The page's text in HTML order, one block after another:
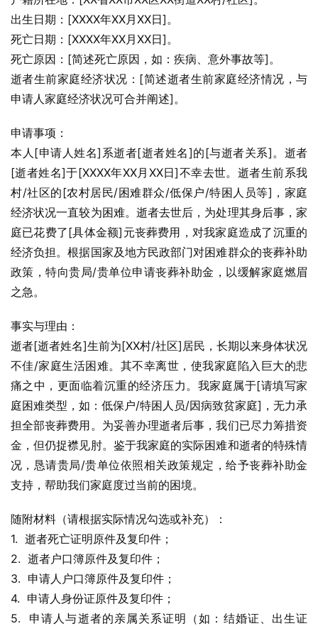
出生日期：[XXXX年XX月XX日]。
死亡日期：[XXXX年XX月XX日]。
死亡原因：[简述死亡原因，如：疾病、意外事故等]。
逝者生前家庭经济状况：[简述逝者生前家庭经济情况，与
申请人家庭经济状况可合并阐述]。
申请事项：
本人[申请人姓名]系逝者[逝者姓名]的[与逝者关系]。逝者
[逝者姓名]于[XXXX年XX月XX日]不幸去世。逝者生前系我
村/社区的[农村居民/困难群众/低保户/特困人员等]，家庭
经济状况一直较为困难。逝者去世后，为处理其身后事，家
庭已花费了[具体金额]元丧葬费用，对我家庭造成了沉重的
经济负担。根据国家及地方民政部门对困难群众的丧葬补助
政策，特向贵局/贵单位申请丧葬补助金，以缓解家庭燃眉
之急。
事实与理由：
逝者[逝者姓名]生前为[XX村/社区]居民，长期以来身体状况
不佳/家庭生活困难。其不幸离世，使我家庭陷入巨大的悲
痛之中，更面临着沉重的经济压力。我家庭属于[请填写家
庭困难类型，如：低保户/特困人员/因病致贫家庭]，无力承
担全部丧葬费用。为妥善办理逝者后事，我们已尽力筹措资
金，但仍捉襟见肘。鉴于我家庭的实际困难和逝者的特殊情
况，恳请贵局/贵单位依照相关政策规定，给予丧葬补助金
支持，帮助我们家庭度过当前的困境。
随附材料（请根据实际情况勾选或补充）：
1.  逝者死亡证明原件及复印件；
2.  逝者户口簿原件及复印件；
3.  申请人户口簿原件及复印件；
4.  申请人身份证原件及复印件；
5.  申请人与逝者的亲属关系证明（如：结婚证、出生证